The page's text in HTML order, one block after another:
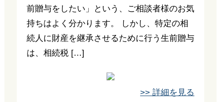
前贈与をしたい」という、ご相談者様のお気
持ちはよく分かります。 しかし、特定の相
続人に財産を継承させるために行う生前贈与
は、相続税 […]
>> 詳細を見る